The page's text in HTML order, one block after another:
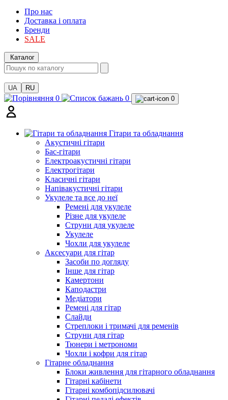
Про нас
Доставка і оплата
Бренди
SALE
Каталог
UA RU
0 0 0
Гітари та обладнання
Акустичні гітари
Бас-гітари
Електроакустичні гітари
Електрогітари
Класичні гітари
Напівакустичні гітари
Укулеле та все до неї
Ремені для укулеле
Різне для укулеле
Струни для укулеле
Укулеле
Чохли для укулеле
Аксесуари для гітар
Засоби по догляду
Інше для гітар
Камертони
Каподастри
Медіатори
Ремені для гітар
Слайди
Стреплоки і тримачі для ременів
Струни для гітар
Тюнери і метрономи
Чохли і кофри для гітар
Гітарне обладнання
Блоки живлення для гітарного обладнання
Гітарні кабінети
Гітарні комбопідсилювачі